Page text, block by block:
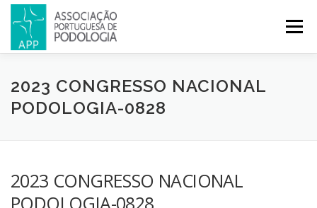
Menu
APP PODOLOGIA LICENCIATURA EM PODOLOGIA
CONGRESSOS REVISTA CONTACTOS
2023 CONGRESSO NACIONAL
PODOLOGIA-0828
2023 CONGRESSO NACIONAL
PODOLOGIA-0828